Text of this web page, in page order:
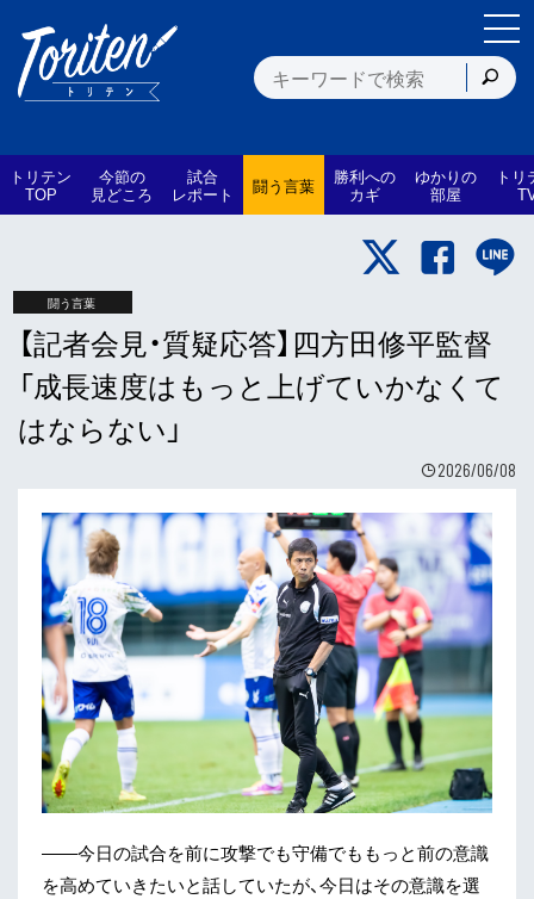
トリテン
TOP
今節の
見どころ
試合
レポート 闘う言葉 勝利への
カギ
ゆかりの
部屋
トリ
闘う言葉
【記者会見・質疑応答】四方田修平監督
「成長速度はもっと上げていかなくて
はならない」
2026/06/08
——今日の試合を前に攻撃でも守備でももっと前の意識
を高めていきたいと話していたが、今日はその意識を選